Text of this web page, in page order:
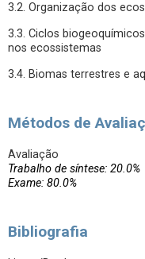
3.2. Organização dos
3.3. Ciclos
nos ecossistemas
3.4. Biomas terrestres e
Métodos de
Avaliação
Trabalho de síntese: 20.0%
Exame: 80.0%
Bibliografia